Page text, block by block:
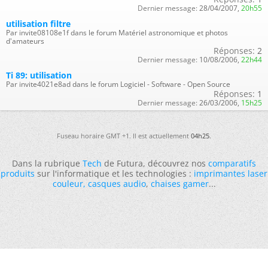
Dernier message: 28/04/2007, 20h55
utilisation filtre
Par invite08108e1f dans le forum Matériel astronomique et photos
d'amateurs
Réponses: 2
Dernier message: 10/08/2006, 22h44
Ti 89: utilisation
Par invite4021e8ad dans le forum Logiciel - Software - Open Source
Réponses: 1
Dernier message: 26/03/2006, 15h25
Fuseau horaire GMT +1. Il est actuellement04h25.
Dans la rubriqueTechde Futura, découvrez noscomparatifs
produitssur l'informatique et les technologies :imprimantes laser
couleur,casques audio,chaises gamer...